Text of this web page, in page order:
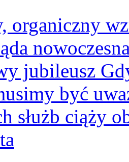
organiczny
jubileusz
być
służb ciąży